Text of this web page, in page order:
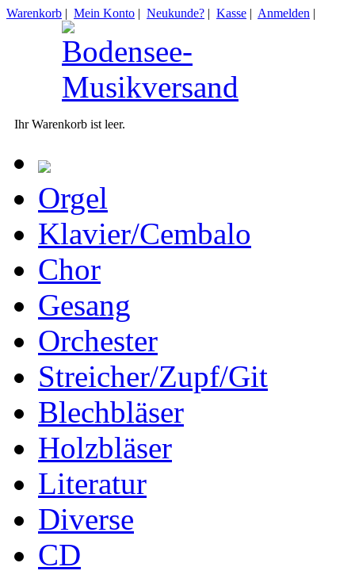
Warenkorb | Mein Konto | Neukunde? | Kasse | Anmelden |
Ihr Warenkorb ist leer.
Orgel
Klavier/Cembalo
Chor
Gesang
Orchester
Streicher/Zupf/Git
Blechbläser
Holzbläser
Literatur
Diverse
CD